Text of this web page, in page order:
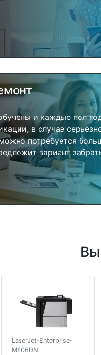
и каждые пол
в случае
потребуется
вариант
LaserJet-Enterprise-
M806DN